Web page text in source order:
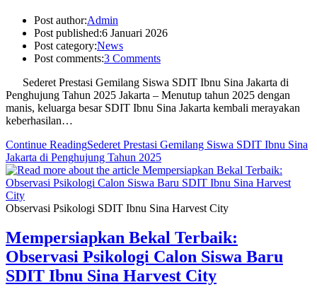
Post author:Admin
Post published:6 Januari 2026
Post category:News
Post comments:3 Comments
Sederet Prestasi Gemilang Siswa SDIT Ibnu Sina Jakarta di
Penghujung Tahun 2025 Jakarta – Menutup tahun 2025 dengan
manis, keluarga besar SDIT Ibnu Sina Jakarta kembali merayakan
keberhasilan…
Continue ReadingSederet Prestasi Gemilang Siswa SDIT Ibnu Sina
Jakarta di Penghujung Tahun 2025
Observasi Psikologi SDIT Ibnu Sina Harvest City
Mempersiapkan Bekal Terbaik:
Observasi Psikologi Calon Siswa Baru
SDIT Ibnu Sina Harvest City